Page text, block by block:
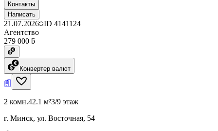
Контакты
Написать
21.07.2026 ID 4141124
Агентство
279 000 ƃ
Конвертер валют
2 комн.42.1 м²3/9 этаж
г. Минск, ул. Восточная, 54